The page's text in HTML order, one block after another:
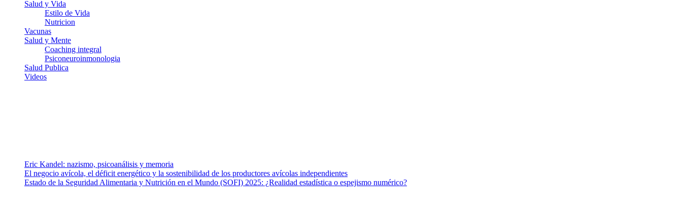
Salud y Vida
Estilo de Vida
Nutricion
Vacunas
Salud y Mente
Coaching integral
Psiconeuroinmonologia
Salud Publica
Videos
Eric Kandel: nazismo, psicoanálisis y memoria
El negocio avícola, el déficit energético y la sostenibilidad de los productores avícolas independientes
Estado de la Seguridad Alimentaria y Nutrición en el Mundo (SOFI) 2025: ¿Realidad estadística o espejismo numérico?